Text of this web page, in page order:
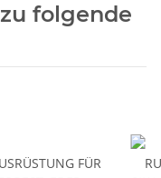
folgende